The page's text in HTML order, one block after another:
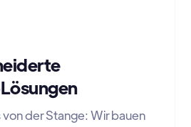
der Stange: Wir bauen